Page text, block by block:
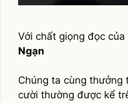
Với chất giọng đọc của
Ngạn
Chúng ta cùng thưởng
cười thường được kể